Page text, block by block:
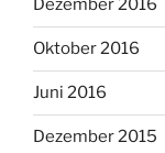
Dezember 2016
Oktober 2016
Juni 2016
Dezember 2015